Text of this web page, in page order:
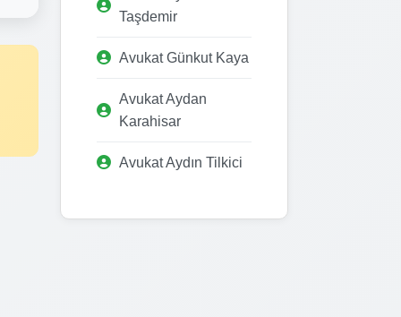
Taşdemir
Avukat Günkut Kaya
Avukat Aydan
Karahisar
Avukat Aydın Tilkici